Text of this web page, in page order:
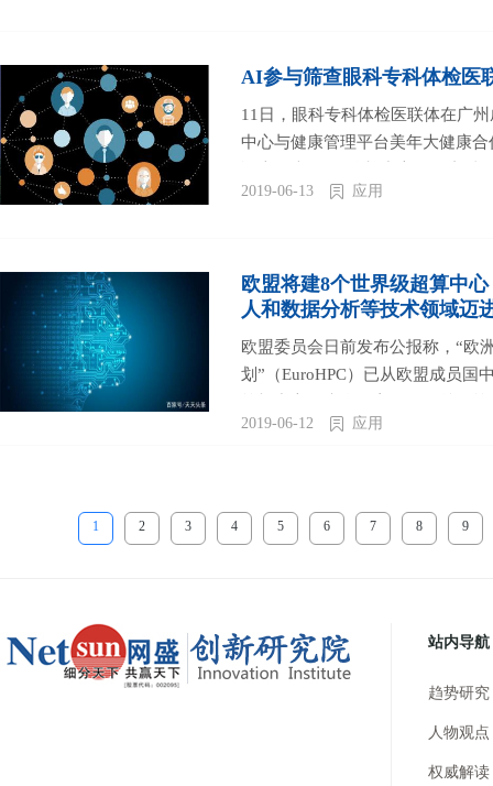
AI参与筛查眼科专科体检医
11日，眼科专科体检医联体在广
中心与健康管理平台美年大健康
式由以治病为中心向以预防为中
2019-06-13 应用
欧盟将建8个世界级超算中
人和数据分析等技术领域迈
欧盟委员会日前发布公报称，“欧
划”（EuroHPC）已从欧盟成员国
朝着成为全球顶级超级计算区域
2019-06-12 应用
1 2 3 4 5 6 7 8 9
站内导航
趋势研究
人物观点
权威解读